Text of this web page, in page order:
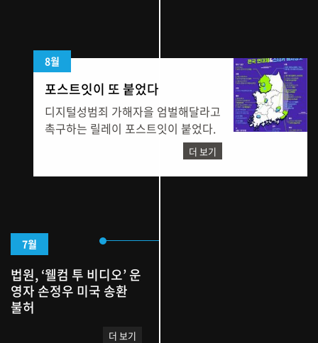
8월
포스트잇이 또 붙었다
디지털성범죄 가해자을 엄벌해달라고
촉구하는 릴레이 포스트잇이 붙었다.
더 보기
7월
법원, ‘웰컴 투 비디오’ 운
영자 손정우 미국 송환
불허
더 보기